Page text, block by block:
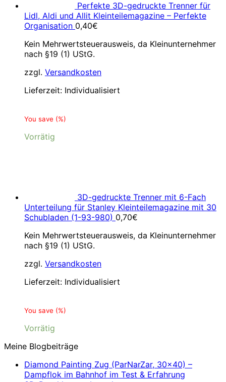
Perfekte 3D-gedruckte Trenner für
Lidl, Aldi und Allit Kleinteilemagazine – Perfekte
Organisation 0,40€
Kein Mehrwertsteuerausweis, da Kleinunternehmer
nach §19 (1) UStG.
zzgl. Versandkosten
Lieferzeit: Individualisiert
You save (%)
Vorrätig
3D-gedruckte Trenner mit 6-Fach
Unterteilung für Stanley Kleinteilemagazine mit 30
Schubladen (1-93-980) 0,70€
Kein Mehrwertsteuerausweis, da Kleinunternehmer
nach §19 (1) UStG.
zzgl. Versandkosten
Lieferzeit: Individualisiert
You save (%)
Vorrätig
Meine Blogbeiträge
Diamond Painting Zug (ParNarZar, 30×40) –
Dampflok im Bahnhof im Test & Erfahrung